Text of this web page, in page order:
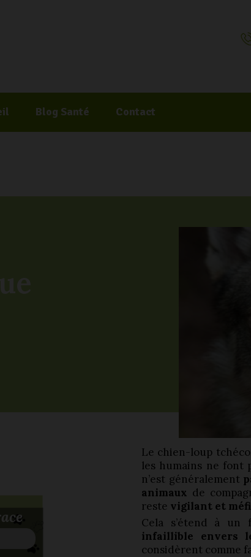
Blog Santé Contact
Le chien-loup
les humains ne font
n’est généralement
animaux de
reste vigilant et
Cela s’étend à
infaillible envers
considèrent comme